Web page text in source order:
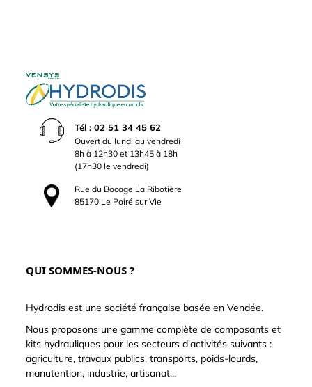
Tél : 02 51 34 45 62
Ouvert du lundi au vendredi
8h à 12h30 et 13h45 à 18h
(17h30 le vendredi)
Rue du Bocage La Ribotière
85170 Le Poiré sur Vie
QUI SOMMES-NOUS ?
Hydrodis est une société française basée en Vendée.
Nous proposons une gamme complète de composants et
kits hydrauliques pour les secteurs d'activités suivants :
agriculture, travaux publics, transports, poids-lourds,
manutention, industrie, artisanat...